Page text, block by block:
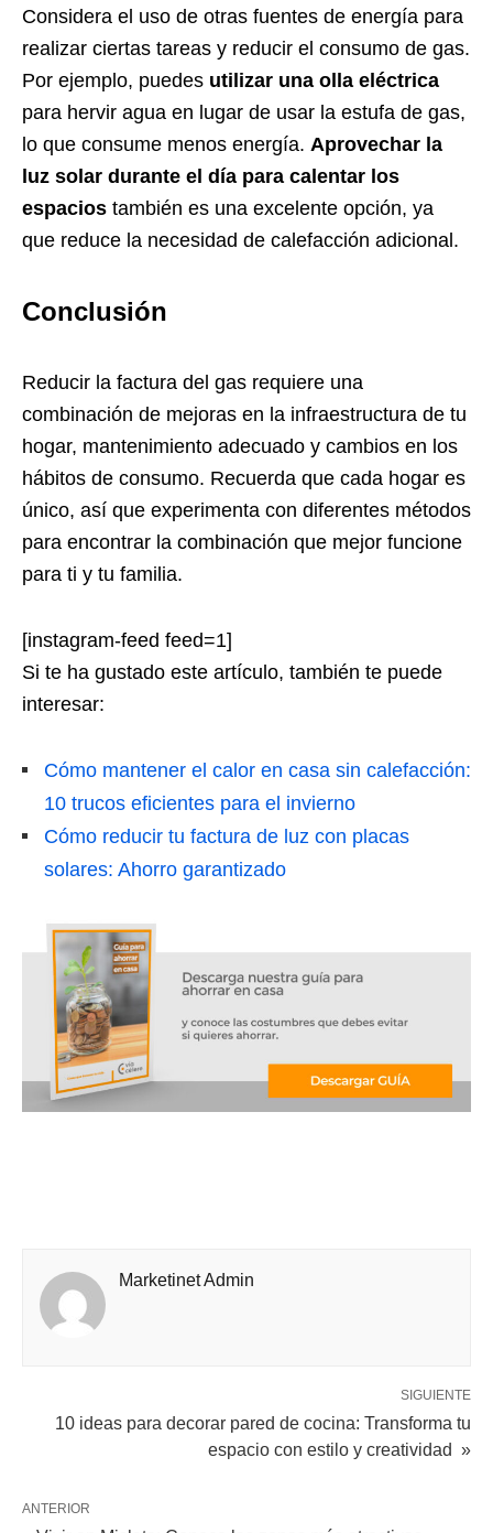
Considera el uso de otras fuentes de energía para
realizar ciertas tareas y reducir el consumo de gas.
Por ejemplo, puedes utilizar una olla eléctrica
para hervir agua en lugar de usar la estufa de gas,
lo que consume menos energía. Aprovechar la
luz solar durante el día para calentar los
espacios también es una excelente opción, ya
que reduce la necesidad de calefacción adicional.
Conclusión
Reducir la factura del gas requiere una
combinación de mejoras en la infraestructura de tu
hogar, mantenimiento adecuado y cambios en los
hábitos de consumo. Recuerda que cada hogar es
único, así que experimenta con diferentes métodos
para encontrar la combinación que mejor funcione
para ti y tu familia.
[instagram-feed feed=1]
Si te ha gustado este artículo, también te puede
interesar:
Cómo mantener el calor en casa sin calefacción:
10 trucos eficientes para el invierno
Cómo reducir tu factura de luz con placas
solares: Ahorro garantizado
Marketinet Admin
SIGUIENTE
10 ideas para decorar pared de cocina: Transforma tu
espacio con estilo y creatividad »
ANTERIOR